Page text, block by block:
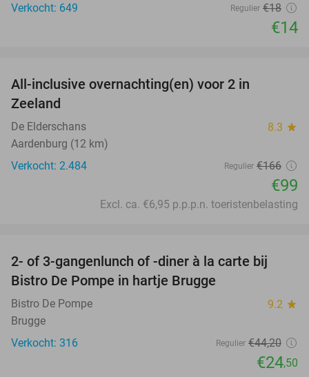
Verkocht: 649
Regulier €18
€14
All-inclusive overnachting(en) voor 2 in
Zeeland
De Elderschans 8.3 star
Aardenburg (12 km)
Verkocht: 2.484
Regulier €166
€99
Excl. ca. €6,95 p.p.p.n. toeristenbelasting
45%
2- of 3-gangenlunch of -diner à la carte bij
Bistro De Pompe in hartje Brugge
Bistro De Pompe 9.2 star
Brugge
Verkocht: 316
Regulier €44,20
€24,50